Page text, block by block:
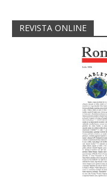
REVISTA ONLINE